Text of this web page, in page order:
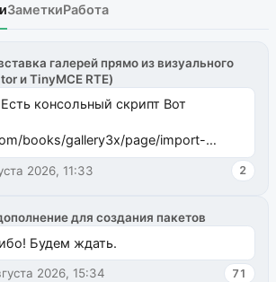
ЗаметкиРабота
галерей прямо из визуального
и TinyMCE RTE)
консольный скрипт Вот
books/gallery3x/page/import-
2026, 11:33 2
для создания пакетов
Будем ждать.
2026, 15:34 71